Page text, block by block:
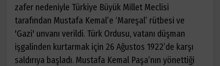
zafer nedeniyle Türkiye Büyük Millet Meclisi
tarafından Mustafa Kemal’e ‘Mareşal’ rütbesi ve
'Gazi' unvanı verildi. Türk Ordusu, vatanı düşman
işgalinden kurtarmak için 26 Ağustos 1922’de karşı
saldırıya başladı. Mustafa Kemal Paşa’nın yönettiği